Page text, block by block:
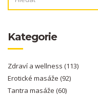
Kategorie
Zdraví a wellness (113)
Erotické masáže (92)
Tantra masáže (60)